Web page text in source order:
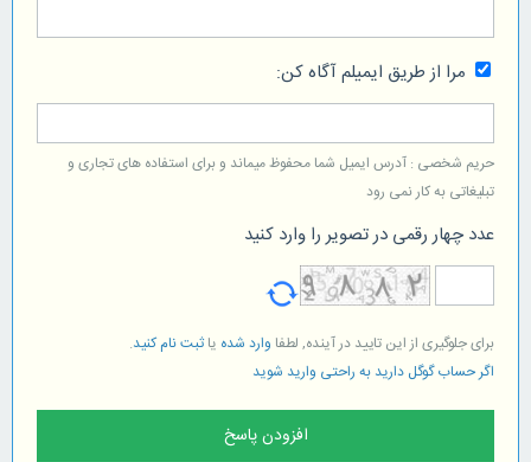
مرا از طریق ایمیلم آگاه کن:
حریم شخصی : آدرس ایمیل شما محفوظ میماند و برای استفاده های تجاری و
تبلیغاتی به کار نمی رود
عدد چهار رقمی در تصویر را وارد کنید
برای جلوگیری از این تایید در آینده, لطفا وارد شده یاثبت نام کنید.
اگر حساب گوگل دارید به راحتی وارید شوید